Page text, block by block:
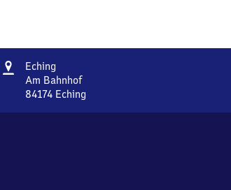
Adresse
Eching
Am Bahnhof
84174 Eching